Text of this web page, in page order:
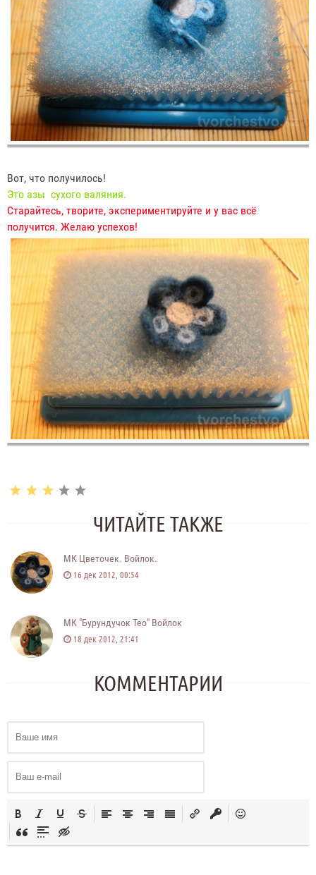
Вот, что получилось!
Это азы сухого валяния.
Старайтесь, творите, экспериментируйте и у вас всё
получится. Желаю успехов!
ЧИТАЙТЕ ТАКЖЕ
МК Цветочек. Войлок.
16 дек 2012, 00:54
МК "Бурундучок Тео" Войлок
18 дек 2012, 21:41
КОММЕНТАРИИ